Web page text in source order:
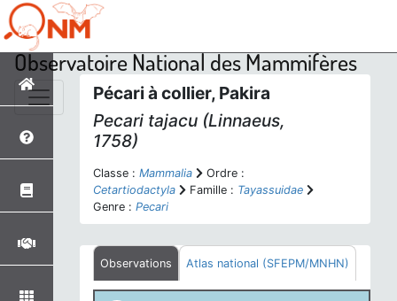
Observatoire National des Mammifères
Pécari à collier, Pakira
Pecari tajacu (Linnaeus,
1758)
Classe : Mammalia
Ordre :
Cetartiodactyla
Famille : Tayassuidae
Genre : Pecari
Observations Atlas national (SFEPM/MNHN)